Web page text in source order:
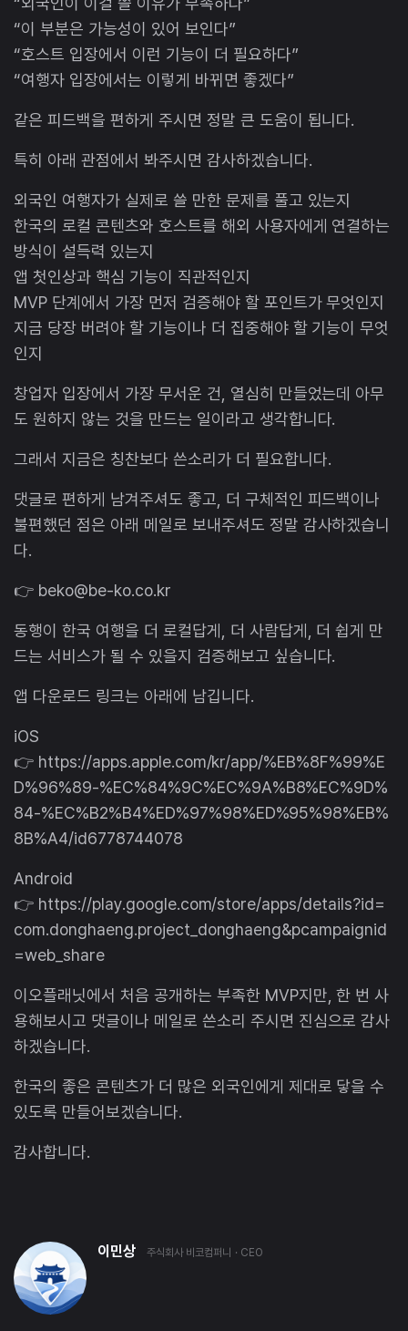
“이 부분은 가능성이 있어 보인다”
“호스트 입장에서 이런 기능이 더 필요하다”
“여행자 입장에서는 이렇게 바뀌면 좋겠다”
같은 피드백을 편하게 주시면 정말 큰 도움이 됩니다.
특히 아래 관점에서 봐주시면 감사하겠습니다.
외국인 여행자가 실제로 쓸 만한 문제를 풀고 있는지
한국의 로컬 콘텐츠와 호스트를 해외 사용자에게 연결하는
방식이 설득력 있는지
앱 첫인상과 핵심 기능이 직관적인지
MVP 단계에서 가장 먼저 검증해야 할 포인트가 무엇인지
지금 당장 버려야 할 기능이나 더 집중해야 할 기능이 무엇
인지
창업자 입장에서 가장 무서운 건, 열심히 만들었는데 아무
도 원하지 않는 것을 만드는 일이라고 생각합니다.
그래서 지금은 칭찬보다 쓴소리가 더 필요합니다.
댓글로 편하게 남겨주셔도 좋고, 더 구체적인 피드백이나
불편했던 점은 아래 메일로 보내주셔도 정말 감사하겠습니
다.
👉 beko@be-ko.co.kr
동행이 한국 여행을 더 로컬답게, 더 사람답게, 더 쉽게 만
드는 서비스가 될 수 있을지 검증해보고 싶습니다.
앱 다운로드 링크는 아래에 남깁니다.
iOS
👉 https://apps.apple.com/kr/app/%EB%8F%99%E
D%96%89-%EC%84%9C%EC%9A%B8%EC%9D%
84-%EC%B2%B4%ED%97%98%ED%95%98%EB%
8B%A4/id6778744078
Android
👉 https://play.google.com/store/apps/details?id=
com.donghaeng.project_donghaeng&pcampaignid
=web_share
이오플래닛에서 처음 공개하는 부족한 MVP지만, 한 번 사
용해보시고 댓글이나 메일로 쓴소리 주시면 진심으로 감사
하겠습니다.
한국의 좋은 콘텐츠가 더 많은 외국인에게 제대로 닿을 수
있도록 만들어보겠습니다.
감사합니다.
이민상 주식회사 비코컴퍼니 · CEO